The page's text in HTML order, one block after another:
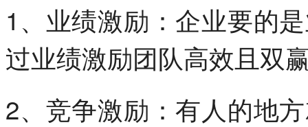
1、业绩激励：企业要的
过业绩激励团队高效且双
2、竞争激励：有人的地